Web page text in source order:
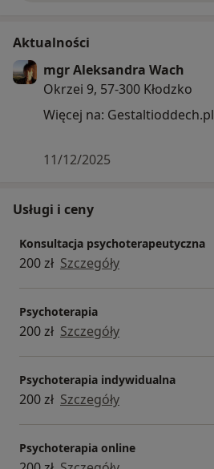
Aktualności
mgr Aleksandra Wach
Okrzei 9, 57-300 Kłodzko
Więcej na: Gestaltioddech.pl
11/12/2025
Usługi i ceny
Konsultacja psychoterapeutyczna
200 zł Szczegóły
Psychoterapia
200 zł Szczegóły
Psychoterapia indywidualna
200 zł Szczegóły
Psychoterapia online